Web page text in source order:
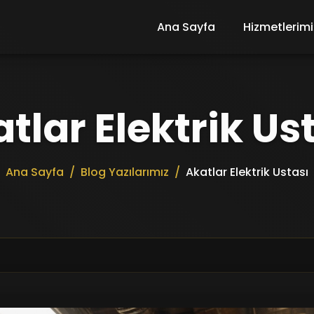
Ana Sayfa
Elektrik
Ana Sayfa Blog Yazılarımız Akatlar Elektrik Ustası